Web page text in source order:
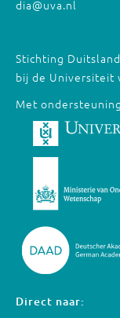
dia@uva.nl
Stichting
bij de Universiteit
Met
Direct naar: